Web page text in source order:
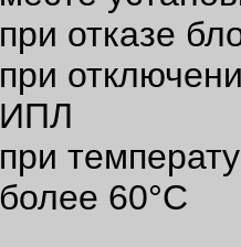
при отказе
при
ИПЛ
при
более 60°С